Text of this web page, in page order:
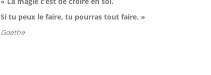
Si tu peux le faire, tu pourras tout faire. »
Goethe